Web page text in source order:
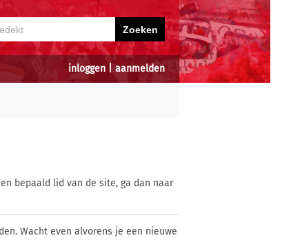
inloggen aanmelden
bepaald lid van de site, ga dan naar
Wacht even alvorens je een nieuwe